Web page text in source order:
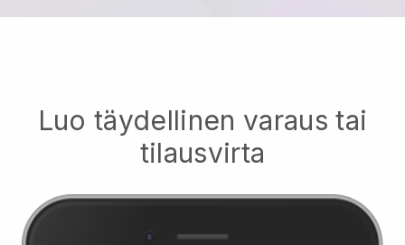
Luo täydellinen varaus tai
tilausvirta